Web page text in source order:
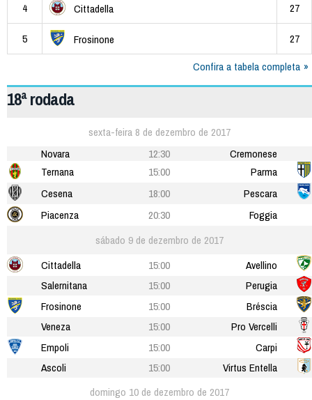
4 Cittadella 27
5 Frosinone
27
Confira a tabela completa
18ª rodada
sexta-feira 8 de dezembro de 2017
Novara
12:30
Cremonese
Ternana
15:00
Parma
Cesena
18:00
Pescara
Piacenza
20:30
Foggia
sábado 9 de dezembro de 2017
Cittadella
15:00
Avellino
Salernitana
15:00
Perugia
Frosinone
15:00
Bréscia
Veneza
15:00
Pro Vercelli
Empoli
15:00
Carpi
Ascoli
15:00
Virtus Entella
domingo 10 de dezembro de 2017